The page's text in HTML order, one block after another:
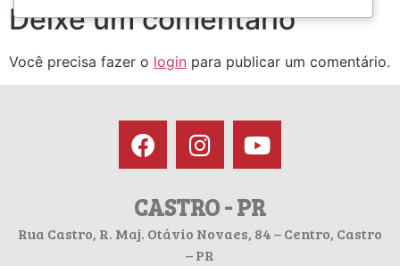
Deixe um comentário
Você precisa fazer o login para publicar um comentário.
CASTRO - PR
Rua Castro, R. Maj. Otávio Novaes, 84 – Centro, Castro
– PR